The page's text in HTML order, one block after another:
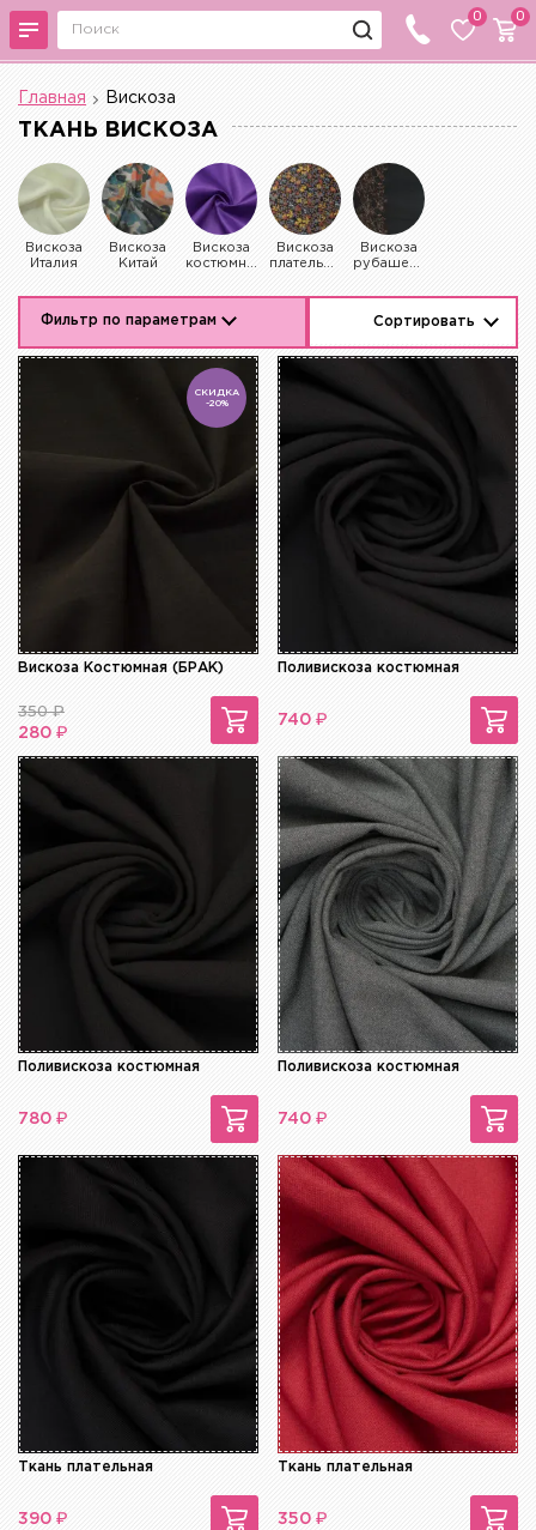
0 0
Главная Вискоза
ТКАНЬ ВИСКОЗА
Вискоза
Италия
Вискоза
Китай
Вискоза
костюмная
Вискоза
плательная
Вискоза
рубашечная
Фильтр по параметрам Сортировать
СКИДКА
-20%
Вискоза Костюмная (БРАК)
350₽
280 ₽
Поливискоза костюмная
740 ₽
Поливискоза костюмная
780 ₽
Поливискоза костюмная
740 ₽
Ткань плательная
390 ₽
Ткань плательная
350 ₽